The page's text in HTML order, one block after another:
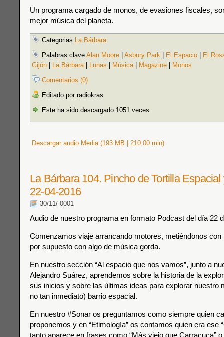
Un programa cargado de monos, de evasiones fiscales,
mejor música del planeta.
Categorias La Bárbara
Palabras clave Alan Moore Asbury Park El Espacio
El
Gijón
La Bárbara| Lunas Música| Magazine
Monos
Comentarios (0)
Editado por radiokras
Este ha sido descargado 1051 veces
Descargar audio Media (193 MB | 210:00 min)
La Bárbara 104. Pincho de Tortilla
22-04-2016
30/11/-0001
Audio de nuestro programa en formato Podcast del día 22
Comenzamos viaje arrancando motores, metiéndonos
por supuesto con algo de música gorda.
En nuestro sección “Al espacio que nos vamos”, junto a
Alejandro Suárez, aprendemos sobre la historia de la
sus inicios y sobre las últimas ideas para explorar nuestro
no tan inmediato) barrio espacial.
En nuestro #Sonar os preguntamos como siempre quien
proponemos y en “Etimología” os contamos quien era ese
tanto aparece en frases como “Más viejo que Carracuca”